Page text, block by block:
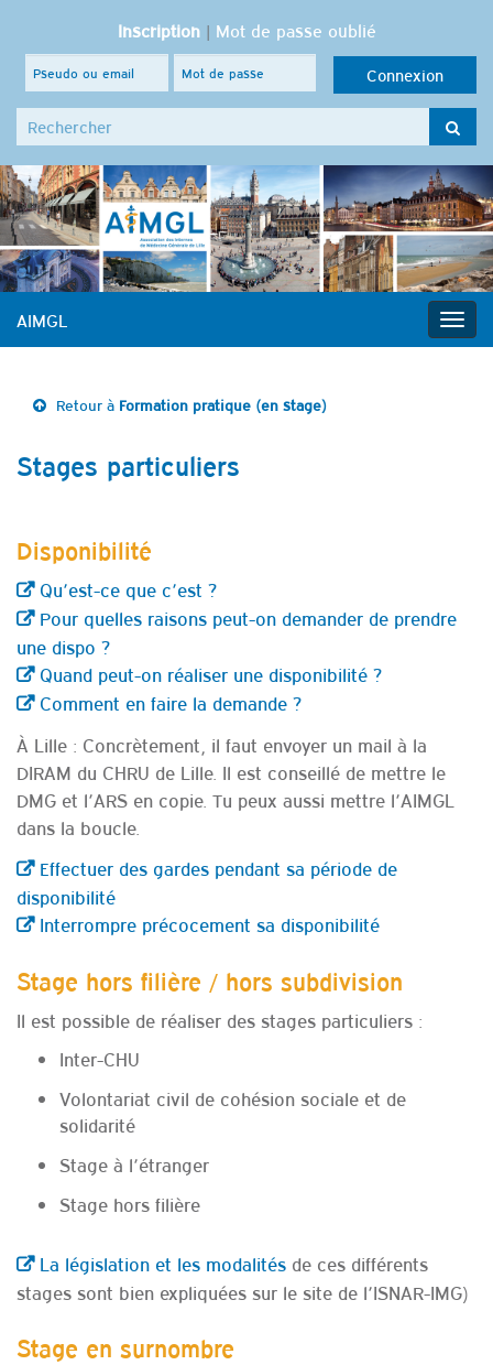
Inscription| Mot de passe oublié
Search for:
AIMGL
Retour à Formation pratique (en stage)
Stages particuliers
Disponibilité
Qu’est-ce que c’est ?
Pour quelles raisons peut-on demander de prendre
une dispo ?
Quand peut-on réaliser une disponibilité ?
Comment en faire la demande ?
À Lille : Concrètement, il faut envoyer un mail à la
DIRAM du CHRU de Lille. Il est conseillé de mettre le
DMG et l’ARS en copie. Tu peux aussi mettre l’AIMGL
dans la boucle.
Effectuer des gardes pendant sa période de
disponibilité
Interrompre précocement sa disponibilité
Stage hors filière / hors subdivision
Il est possible de réaliser des stages particuliers :
Inter-CHU
Volontariat civil de cohésion sociale et de
solidarité
Stage à l’étranger
Stage hors filière
La législation et les modalités de ces différents
stages sont bien expliquées sur le site de l’ISNAR-IMG)
Stage en surnombre